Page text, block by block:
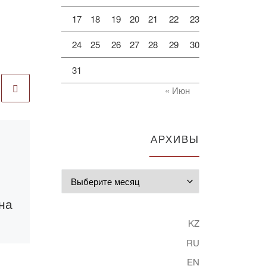
Опубликовано
План
мероприятии по
заболеваемости
сезонным
гриппом в
17 18 19 20 21 22 23
24 25 26 27 28 29 30
31
« Июн
АРХИВЫ
KZ
RU
EN